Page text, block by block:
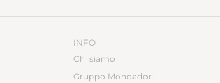
INFO
Chi siamo
Gruppo Mondadori